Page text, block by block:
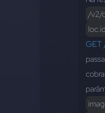
/v2/
loc.id
GET